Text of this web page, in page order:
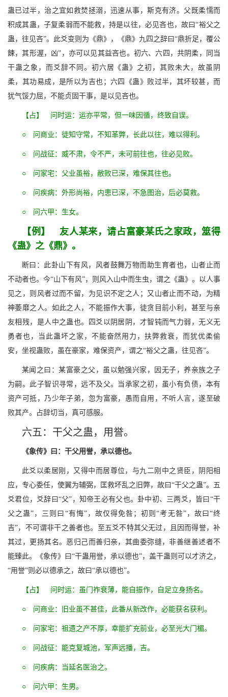
蛊已过半，治之宜如救焚拯溺，迅速从事，斯克有济。父既柔懦而
积成其蛊，子复柔弱而不能救，持是以往，必见吝也，故曰“裕父之
蛊，往见吝”。此爻变则为《鼎》，《鼎》九四之辞曰“鼎折足，覆公
餗，其形渥，凶”，亦可以见其益吝也。初六、六四，共阴柔，同当
干蛊之象，而爻辞不同。初六居《蛊》之初，其败未大，故虽阴
柔，其功易成，是所以为吉也；六四《蛊》败过半，其坏较甚，而
犹气馁力屈，不能贞固干事，是以见吝也。
【占】 问时运：运亦平常，但一味因循，终致自误。
○ 问商业：徒知守常，不知革弊，长此以往，难以得利。
○ 问战征：威不肃，令不严，未可前往也，往必见败。
○ 问家宅：父业虽裕，敝败已深，难保其往也。
○ 问疾病：外形尚裕，内患已深，不急图治，后必莫救。
○ 问六甲：生女。
【例】 友人某来，请占富豪某氏之家政，筮得
《蛊》之《鼎》。
断曰：此卦山下有风，风者鼓舞万物而助生育者也，山者止而
不动者也。今“山下有风”，则风入山中而生虫，谓之《蛊》。以人事
见之，则风者过而不留，为见识不定之人；又山者止而不动，为精
神萎靡之人。如此之人，不能振作大事，徒贪目前小利，甚至与亲
友相残，是人中之蛊也。四爻以阴居阴，才智钝而气力弱，无义无
勇者也，当此蛊坏之家，不能奋然用力，扶弊救衰，而犹优柔偷
安，坐视蛊败，虽在豪家，难保资产，谓之“裕父之蛊，往见吝”。
某闻之曰：某富豪之父，虽以勉强兴家，因无子，养亲族之子
为嗣。此子智识寻常，远不及父。当承家之初，虽小有负债，本有
资产可抵，乃少年子弟，忽为富豪，愚而自用，不听人言，遂至破
败其产。占辞切当，真可感服。
六五：干父之蛊，用誉。
《象传》曰：干父用誉，承以德也。
此爻以柔居刚，又得中而居尊位，与九二刚中之贤臣，阴阳相
应，专心委任，使翼为辅弼，匡救坏乱之旧弊，故曰“干父之蛊”。五
爻君位，爻辞曰“父”，知帝王必有父也。卦中初、三两爻，皆曰“干
父之蛊”，三则曰“有悔”，故仅得免咎；初则“考无咎”，故曰“终
吉”，不可谓非干之善者也。至五爻不特其父无过，且因而得誉，补
其过，更扬其名。恶归己而善归亲，其曲委弥缝，非善继善述者不
能臻此。《象传》曰“干蛊用誉，承以德也”，盖干蛊则可以才济之，
“用誉”则必以德承之，故曰“承以德也”。
【占】 问时运：虽门祚衰薄，能自振作，自足立身扬名。
○ 问商业：旧业虽不甚佳，此番从新改作，必能获名获利。
○ 问家宅：祖遗之产不厚，幸能扩充前业，必至光大门楣。
○ 问战征：能克复城池，军声远播，吉。
○ 问疾病：当延名医治之。
○ 问六甲：生男。